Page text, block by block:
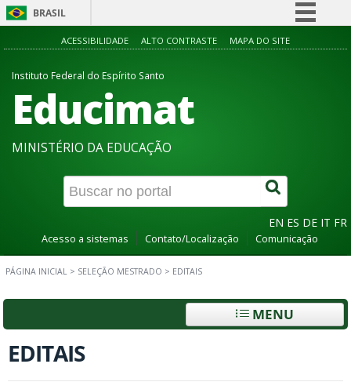
BRASIL
Simplifique!
ACESSIBILIDADE ALTO CONTRASTE MAPA DO SITE
Instituto Federal do Espírito Santo
Educimat
MINISTÉRIO DA EDUCAÇÃO
EN ES DE IT FR
Acesso a sistemas Contato/Localização Comunicação
PÁGINA INICIAL > SELEÇÃO MESTRADO > EDITAIS
MENU
EDITAIS